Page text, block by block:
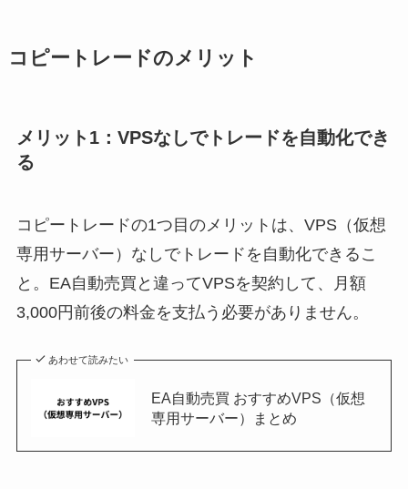
コピートレードのメリット
メリット1：VPSなしでトレードを自動化でき
る
コピートレードの1つ目のメリットは、VPS（仮想
専用サーバー）なしでトレードを自動化できるこ
と。EA自動売買と違ってVPSを契約して、月額
3,000円前後の料金を支払う必要がありません。
あわせて読みたい
EA自動売買 おすすめVPS（仮想
専用サーバー）まとめ